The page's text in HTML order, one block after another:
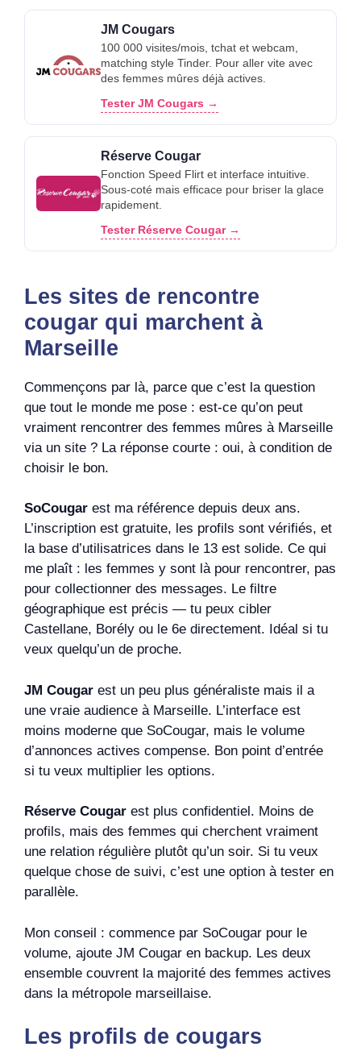
JM Cougars
100 000 visites/mois, tchat et webcam,
matching style Tinder. Pour aller vite avec
des femmes mûres déjà actives.
Tester JM Cougars →
Réserve Cougar
Fonction Speed Flirt et interface intuitive.
Sous-coté mais efficace pour briser la glace
rapidement.
Tester Réserve Cougar →
Les sites de rencontre
cougar qui marchent à
Marseille
Commençons par là, parce que c’est la question
que tout le monde me pose : est-ce qu’on peut
vraiment rencontrer des femmes mûres à Marseille
via un site ? La réponse courte : oui, à condition de
choisir le bon.
SoCougar est ma référence depuis deux ans.
L’inscription est gratuite, les profils sont vérifiés, et
la base d’utilisatrices dans le 13 est solide. Ce qui
me plaît : les femmes y sont là pour rencontrer, pas
pour collectionner des messages. Le filtre
géographique est précis — tu peux cibler
Castellane, Borély ou le 6e directement. Idéal si tu
veux quelqu’un de proche.
JM Cougar est un peu plus généraliste mais il a
une vraie audience à Marseille. L’interface est
moins moderne que SoCougar, mais le volume
d’annonces actives compense. Bon point d’entrée
si tu veux multiplier les options.
Réserve Cougar est plus confidentiel. Moins de
profils, mais des femmes qui cherchent vraiment
une relation régulière plutôt qu’un soir. Si tu veux
quelque chose de suivi, c’est une option à tester en
parallèle.
Mon conseil : commence par SoCougar pour le
volume, ajoute JM Cougar en backup. Les deux
ensemble couvrent la majorité des femmes actives
dans la métropole marseillaise.
Les profils de cougars